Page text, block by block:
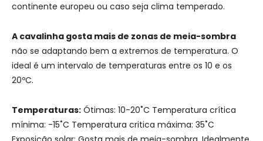
continente europeu ou caso seja clima temperado.
A cavalinha gosta mais de zonas de meia-sombra
não se adaptando bem a extremos de temperatura. O
ideal é um intervalo de temperaturas entre os 10 e os
20ºC.
Temperaturas: Ótimas: 10-20˚C Temperatura crítica
mínima: -15˚C Temperatura critica máxima: 35˚C